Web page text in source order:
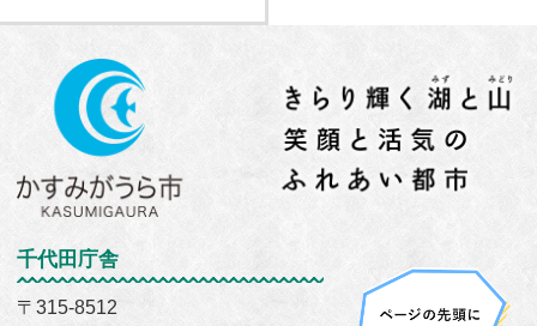
千代田庁舎
〒315-8512